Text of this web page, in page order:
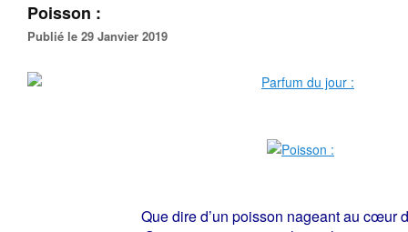
Poisson :
Publié le 29 Janvier 2019
Que dire d’un poisson nageant au cœur